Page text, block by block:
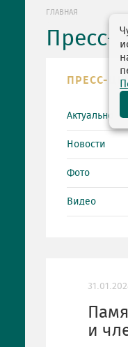
ГЛАВНАЯ
Пресс-
ПРЕСС-
Актуально
Новости
Фото
Видео
и